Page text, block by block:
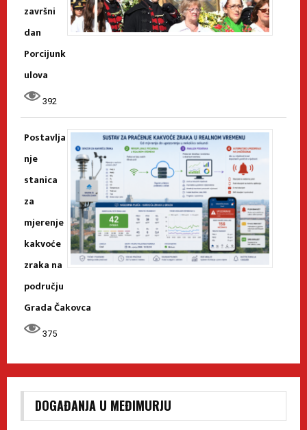
završni
dan
Porcijunk
ulova
392
Postavlja
nje
stanica
za
mjerenje
kakvoće
zraka na
području
Grada Čakovca
375
DOGAĐANJA U MEĐIMURJU